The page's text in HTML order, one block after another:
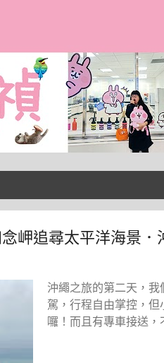
岬追尋太平洋海景
沖繩之旅的第二天，
駕，行程自由掌控，
囉！而且有專車接送，